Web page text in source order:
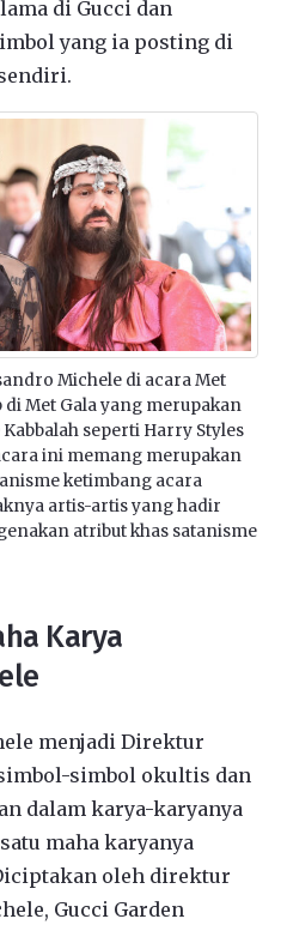
di Gucci dan
yang ia posting di
Michele di acara Met
di Met Gala yang merupakan
seperti Harry Styles
ini memang merupakan
ketimbang acara
artis-artis yang hadir
atribut khas satanisme
Karya
menjadi Direktur
simbol okultis dan
dalam karya-karyanya
maha karyanya
oleh direktur
Gucci Garden